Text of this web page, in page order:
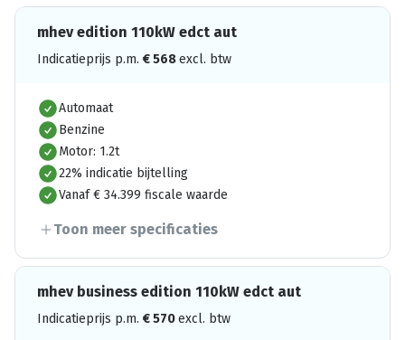
mhev edition 110kW edct aut
Indicatieprijs p.m. €568excl. btw
Automaat
Benzine
Motor: 1.2t
22% indicatie bijtelling
Vanaf € 34.399 fiscale waarde
Toon meer specificaties
mhev business edition 110kW edct aut
Indicatieprijs p.m. €570excl. btw